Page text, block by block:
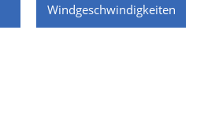
Windgeschwindigkeiten